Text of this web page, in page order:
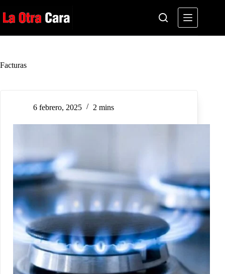
al
contenido
Facturas
6 febrero, 2025 2 mins